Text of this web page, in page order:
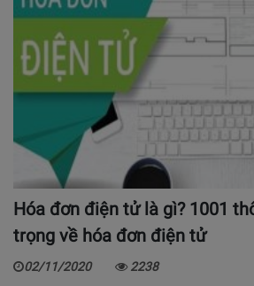
Hóa đơn điện tử là gì? 1001
trọng về hóa đơn điện tử
02/11/2020 2238